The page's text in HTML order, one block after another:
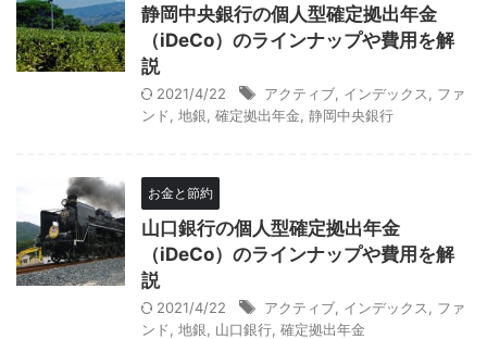
静岡中央銀行の個人型確定拠出年金
（iDeCo）のラインナップや費用を解
説
2021/4/22 アクティブ インデックス
ファ
ンド
地銀 確定拠出年金 静岡中央銀行
お金と節約
山口銀行の個人型確定拠出年金
（iDeCo）のラインナップや費用を解
説
2021/4/22 アクティブ インデックス
ファ
ンド
地銀 山口銀行 確定拠出年金